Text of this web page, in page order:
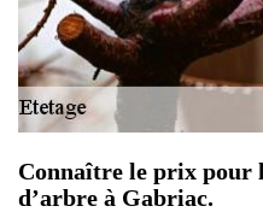
Connaître le prix pour
d’arbre à Gabriac.